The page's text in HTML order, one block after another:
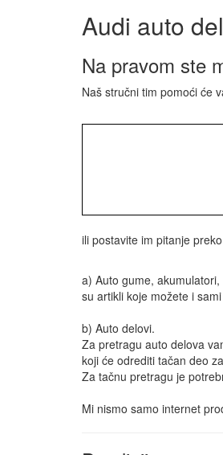
Audi auto
Na pravom ste
Naš stručni tim pomoći će
ili postavite im pitanje
a) Auto gume,
su artikli koje možete i
b) Auto delovi.
Za pretragu auto delova
koji će odrediti tačan deo
Za tačnu pretragu je
Mi nismo samo internet